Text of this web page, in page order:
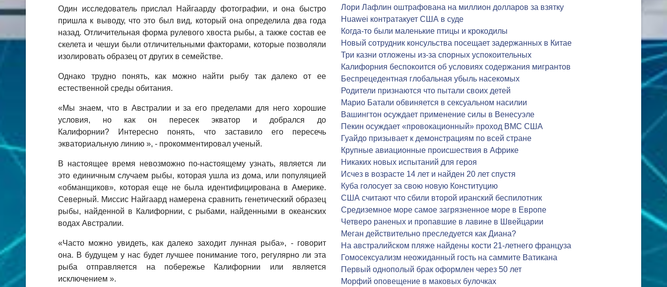
Один исследователь прислал Найгаарду фотографии, и она быстро
пришла к выводу, что это был вид, который она определила два года
назад. Отличительная форма рулевого хвоста рыбы, а также состав ее
скелета и чешуи были отличительными факторами, которые позволяли
изолировать образец от других в семействе.
Однако трудно понять, как можно найти рыбу так далеко от ее
естественной среды обитания.
«Мы знаем, что в Австралии и за его пределами для него хорошие
условия, но как он пересек экватор и добрался до
Калифорнии? Интересно понять, что заставило его пересечь
экваториальную линию », - прокомментировал ученый.
В настоящее время невозможно по-настоящему узнать, является ли
это единичным случаем рыбы, которая ушла из дома, или популяцией
«обманщиков», которая еще не была идентифицирована в Америке.
Северный. Миссис Найгаард намерена сравнить генетический образец
рыбы, найденной в Калифорнии, с рыбами, найденными в океанских
водах Австралии.
«Часто можно увидеть, как далеко заходит лунная рыба», - говорит
она. В будущем у нас будет лучшее понимание того, регулярно ли эта
рыба отправляется на побережье Калифорнии или является
исключением ».
Лори Лафлин оштрафована на миллион долларов за взятку
Huawei контратакует США в суде
Когда-то были маленькие птицы и крокодилы
Новый сотрудник консульства посещает задержанных в Китае
Три казни отложены из-за спорных успокоительных
Калифорния беспокоится об условиях содержания мигрантов
Беспрецедентная глобальная убыль насекомых
Родители признаются что пытали своих детей
Марио Батали обвиняется в сексуальном насилии
Вашингтон осуждает применение силы в Венесуэле
Пекин осуждает «провокационный» проход ВМС США
Гуайдо призывает к демонстрациям по всей стране
Крупные авиационные происшествия в Африке
Никаких новых испытаний для героя
Исчез в возрасте 14 лет и найден 20 лет спустя
Куба голосует за свою новую Конституцию
США считают что сбили второй иранский беспилотник
Средиземное море самое загрязненное море в Европе
Четверо раненых и пропавшие в лавине в Швейцарии
Меган действительно преследуется как Диана?
На австралийском пляже найдены кости 21-летнего француза
Гомосексуализм неожиданный гость на саммите Ватикана
Первый однополый брак оформлен через 50 лет
Морфий оповещение в маковых булочках